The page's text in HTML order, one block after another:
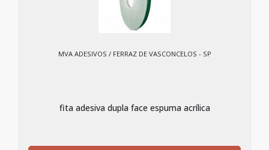
MVA ADESIVOS / FERRAZ DE VASCONCELOS - SP
fita adesiva dupla face espuma acrílica